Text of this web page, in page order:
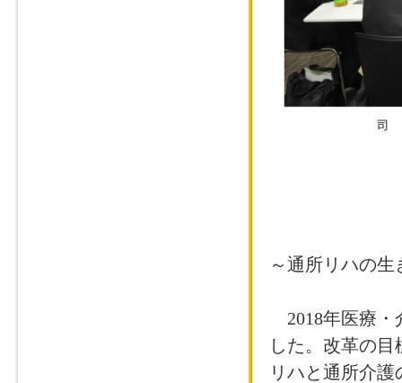
～通所リハの
2018年医療・
した。改革の
リハと通所介